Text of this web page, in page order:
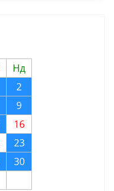
Нд
2
9
16
23
30